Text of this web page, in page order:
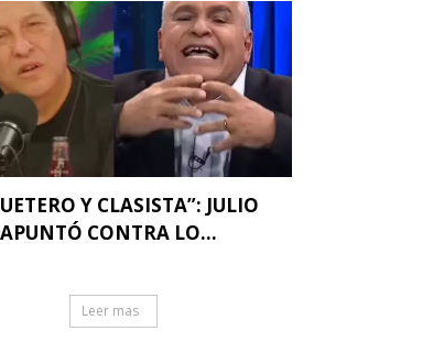
Y CLASISTA”: JULIO
APUNTÓ CONTRA LO...
Leer mas